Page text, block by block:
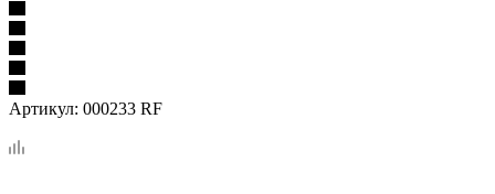
Артикул: 000233 RF